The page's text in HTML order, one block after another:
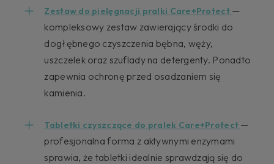
Zestaw do pielęgnacji pralki Care+Protect —
kompleksowy zestaw zawierający środki do
dogłębnego czyszczenia bębna, węży,
uszczelek oraz szuflady na detergenty. Ponadto
zapewnia ochronę przed osadzaniem się
kamienia.
Tabletki czyszczące do pralek Care+Protect —
profesjonalna forma z aktywnymi enzymami
sprawia, że tabletki idealnie sprawdzają się do